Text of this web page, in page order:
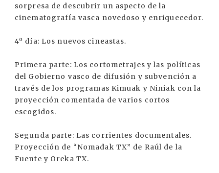
sorpresa de descubrir un aspecto de la
cinematografía vasca novedoso y enriquecedor.
4º día: Los nuevos cineastas.
Primera parte: Los cortometrajes y las políticas
del Gobierno vasco de difusión y subvención a
través de los programas Kimuak y Niniak con la
proyección comentada de varios cortos
escogidos.
Segunda parte: Las corrientes documentales.
Proyección de “Nomadak TX” de Raúl de la
Fuente y Oreka TX.